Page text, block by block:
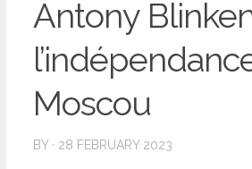
Antony
Moscou
BY · 28 FEBRUARY 2023